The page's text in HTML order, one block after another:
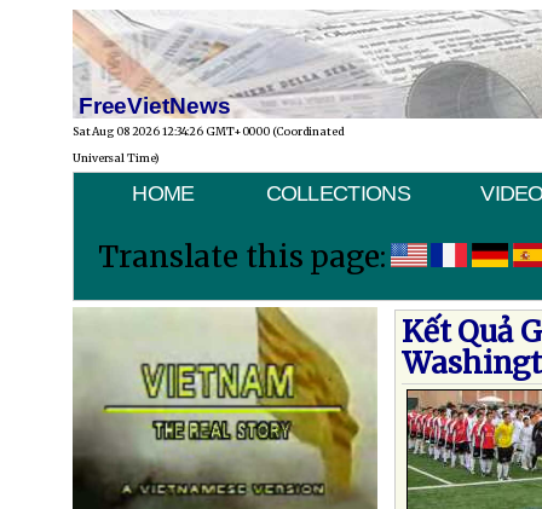
FreeVietNews
Sat Aug 08 2026 12:34:26 GMT+0000 (Coordinated
Universal Time)
HOME COLLECTIONS
Translate this page:
Kết Quả